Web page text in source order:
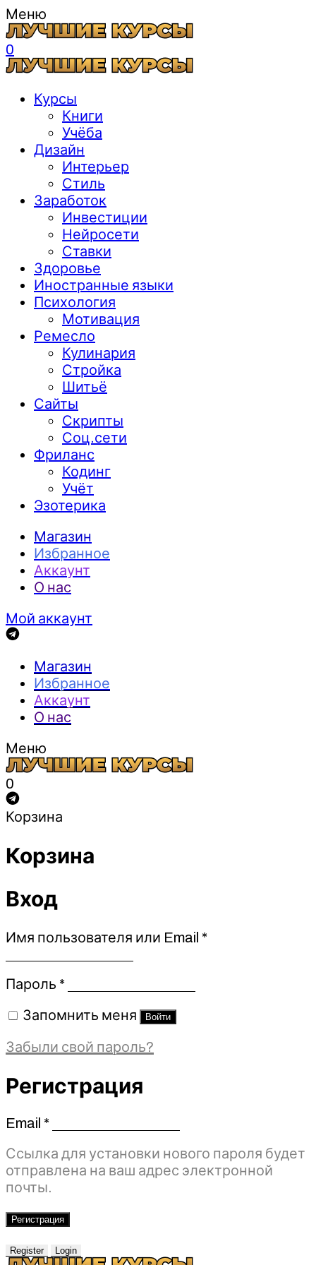
Меню
0
Курсы
Книги
Учёба
Дизайн
Интерьер
Стиль
Заработок
Инвестиции
Нейросети
Ставки
Здоровье
Иностранные языки
Психология
Мотивация
Ремесло
Кулинария
Стройка
Шитьё
Сайты
Скрипты
Соц.сети
Фриланс
Кодинг
Учёт
Эзотерика
Магазин
Избранное
Аккаунт
О нас
Мой аккаунт
Магазин
Избранное
Аккаунт
О нас
Меню
0
Корзина
Корзина
Вход
Имя пользователя или Email *Обязательно
Пароль *Обязательно
Запомнить меня Войти
Забыли свой пароль?
Регистрация
Email *Обязательно
Ссылка для установки нового пароля будет
отправлена ​​на ваш адрес электронной
почты.
Регистрация
Register Login